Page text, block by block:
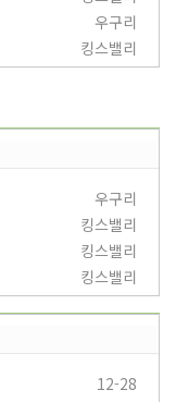
우구리
킹스밸리
우구리
킹스밸리
킹스밸리
킹스밸리
12-28